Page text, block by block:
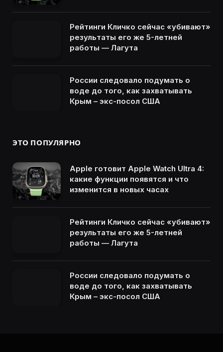
Рейтинги Кличко сейчас «убивают»
результаты его же 5-летней
работы — Лагута
России следовало подумать о
воде до того, как захватывать
Крым – экс-посол США
ЭТО ПОПУЛЯРНО
Apple готовит Apple Watch Ultra 4:
какие функции появятся и что
изменится в новых часах
Рейтинги Кличко сейчас «убивают»
результаты его же 5-летней
работы — Лагута
России следовало подумать о
воде до того, как захватывать
Крым – экс-посол США